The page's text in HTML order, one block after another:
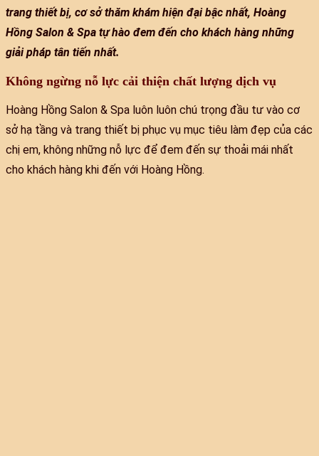
trang thiết bị, cơ sở thăm khám hiện đại bậc nhất, Hoàng
Hồng Salon & Spa tự hào đem đến cho khách hàng những
giải pháp tân tiến nhất.
Không ngừng nỗ lực cải thiện chất lượng dịch vụ
Hoàng Hồng Salon & Spa luôn luôn chú trọng đầu tư vào cơ
sở hạ tầng và trang thiết bị phục vụ mục tiêu làm đẹp của các
chị em, không những nỗ lực để đem đến sự thoải mái nhất
cho khách hàng khi đến với Hoàng Hồng.